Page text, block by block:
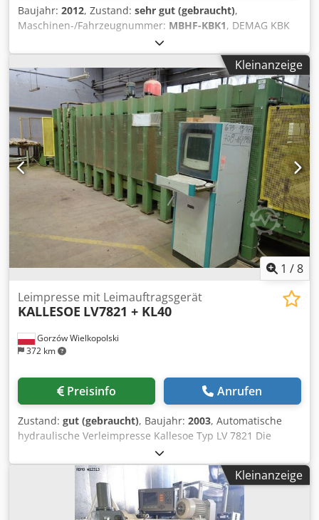
Baujahr: 2012, Zustand: sehr gut (gebraucht),
Maschinen-/Fahrzeugnummer: MBHF-KBK1, DEMAG KBK
Kranhimmel Kranbahn Masse ca. 12m x 3,5m
Dodpepiarnofx Anxswa andere Maße bitte anfragen !
Nutzlast / Hebelast 125 KG - 0,125to Technische Daten der
Anlage: Kranbahn aus Demag KBK1 Schienen Anlage wird
komplett geliefert: KBK Schienen, Schienenverbinder,
Fahrwerke, Endplatten, Kabelschlepp, Stromführung,
Halter/Abhaenger etc. incl. 1 Brücke mit 125KG Demag DC-
COM Kettenzug Kran ist demontiert und sofort verfügbar
Sehr guter Gebrauchter Zustand, Siehe Bilder
Artikelstandort ist 75053 Gondelsheim Versand per
Spedition oder Abholung nur nach Terminabsprache
Demag KBK1 KBK2 und KBK3 Schienen sind Lagerware ! Es
sind auch andere KBK Anlagen vorrätig. Nutzlast 125KG -
1600KG Bitte fragen Sie Ihre Kranbahn mit Kraglast und
Kleinanzeige
1 /8
Gorzów Wielkopolski
372 km
Leimpresse mit Leimauftragsgerät
KALLESOE LV7821 + KL40
Preisinfo Anrufen
Zustand: gut (gebraucht), Baujahr: 2003, Automatische
hydraulische Verleimpresse Kallesoe Typ LV 7821 Die
Presse wird zum Verleimen von Holzelementen, z.B.
Tischplatten mit maximalen Abmessungen von 7800 mm x
2100 mm, verwendet, Dwedpferqzgkjx Anxea der
Beschleunigungsfaktor für die Verleimung ist das warme
Wasser, das dem Pressentisch zugeführt wird und
Kleinanzeige